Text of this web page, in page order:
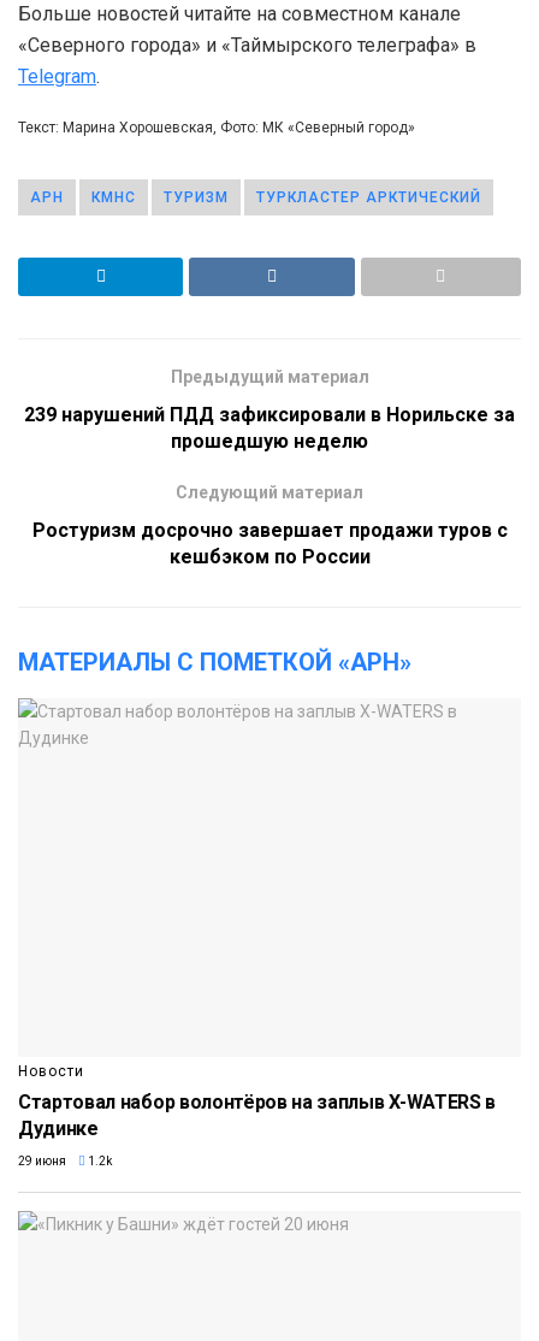
Больше новостей читайте на совместном канале
«Северного города» и «Таймырского телеграфа» в
Telegram.
Текст: Марина Хорошевская, Фото: МК «Северный город»
АРН КМНС ТУРИЗМ ТУРКЛАСТЕР АРКТИЧЕСКИЙ
Предыдущий материал
239 нарушений ПДД зафиксировали в Норильске за
прошедшую неделю
Следующий материал
Ростуризм досрочно завершает продажи туров с
кешбэком по России
МАТЕРИАЛЫ С ПОМЕТКОЙ «АРН»
Новости
Стартовал набор волонтёров на заплыв X-WATERS в
Дудинке
29 июня 1.2k